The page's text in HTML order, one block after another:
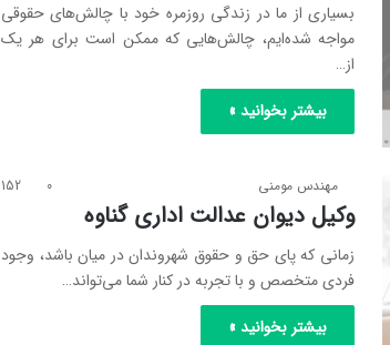
بسیاری از ما در زندگی روزمره خود با چالش‌های حقوقی
مواجه شده‌ایم، چالش‌هایی که ممکن است برای هر یک
از…
بیشتر بخوانید »
مهندس مومنی 0
152
وکیل دیوان عدالت اداری گناوه
زمانی که پای حق و حقوق شهروندان در میان باشد، وجود
فردی متخصص و با تجربه در کنار شما می‌تواند…
بیشتر بخوانید »